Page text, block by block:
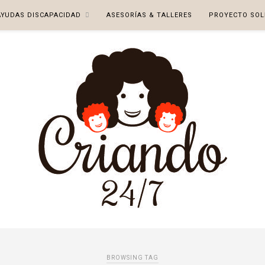
DISCAPACIDAD ASESORÍAS & TALLERES PROYECTO
BROWSING TAG